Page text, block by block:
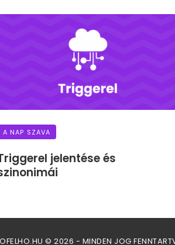
A NAP SZAVA
jelentése és
© 2026 - MINDEN JOG